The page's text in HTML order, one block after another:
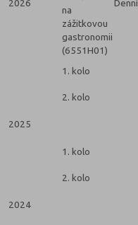
2026
na
zážitkovou
gastronomii
(6551H01)
Denní
1. kolo
2. kolo
2025
1. kolo
2. kolo
2024